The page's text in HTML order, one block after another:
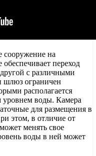
сооружение на
переход
с различными
шлюз ограничен
располагается
уровнем воды. Камера
для размещения в
этом, в отличие от
менять свое
воды в ней может